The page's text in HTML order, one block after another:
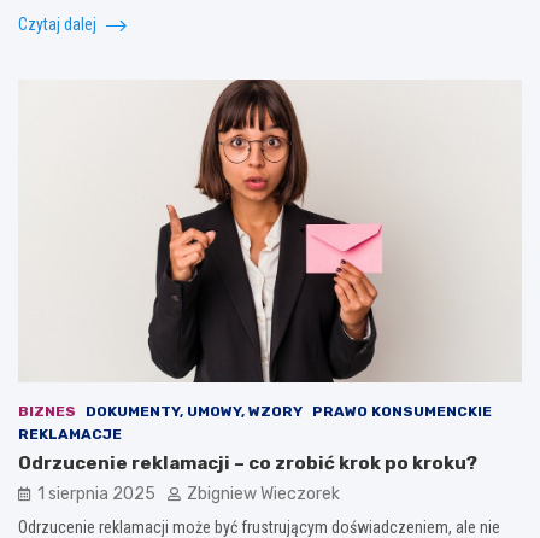
Czytaj dalej
BIZNES DOKUMENTY, UMOWY, WZORY
PRAWO KONSUMENCKIE
REKLAMACJE
Odrzucenie reklamacji – co zrobić krok po kroku?
1 sierpnia 2025 Zbigniew Wieczorek
Odrzucenie reklamacji może być frustrującym doświadczeniem, ale nie